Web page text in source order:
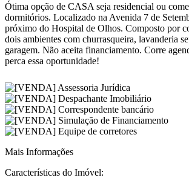
Ótima opção de CASA seja residencial ou
dormitórios. Localizado na Avenida 7 de
próximo do Hospital de Olhos. Composto por
dois ambientes com churrasqueira, lavanderia
garagem. Não aceita financiamento. Corre
perca essa oportunidade!
Mais Informações
Características do Imóvel: